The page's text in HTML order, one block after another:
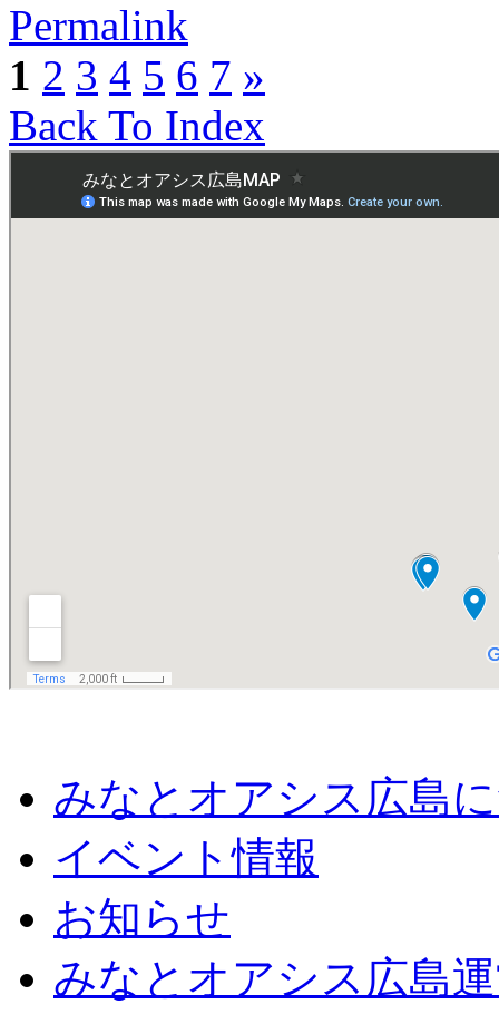
Permalink
1 2 3 4 5 6 7 »
Back To Index
みなとオアシス広島
イベント情報
お知らせ
みなとオアシス広島